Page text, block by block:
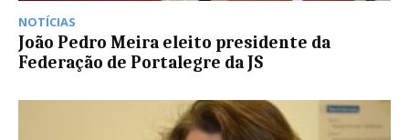
NOTÍCIAS
João Pedro Meira eleito presidente da
Federação de Portalegre da JS